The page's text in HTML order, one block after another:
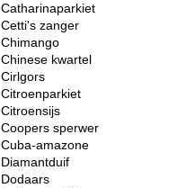
Catharinaparkiet
Cetti's zanger
Chimango
Chinese kwartel
Cirlgors
Citroenparkiet
Citroensijs
Coopers sperwer
Cuba-amazone
Diamantduif
Dodaars